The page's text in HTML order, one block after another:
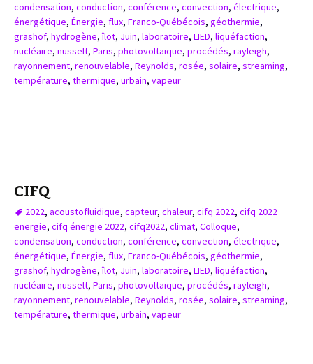
condensation, conduction, conférence, convection, électrique,
énergétique, Énergie, flux, Franco-Québécois, géothermie,
grashof, hydrogène,îlot, Juin, laboratoire, LIED, liquéfaction,
nucléaire, nusselt, Paris, photovoltaïque, procédés, rayleigh,
rayonnement, renouvelable, Reynolds, rosée, solaire, streaming,
température, thermique, urbain, vapeur
CIFQ
2022, acoustofluidique, capteur, chaleur, cifq 2022, cifq 2022
energie, cifq énergie 2022, cifq2022, climat, Colloque,
condensation, conduction, conférence, convection, électrique,
énergétique, Énergie, flux, Franco-Québécois, géothermie,
grashof, hydrogène,îlot, Juin, laboratoire, LIED, liquéfaction,
nucléaire, nusselt, Paris, photovoltaïque, procédés, rayleigh,
rayonnement, renouvelable, Reynolds, rosée, solaire, streaming,
température, thermique, urbain, vapeur